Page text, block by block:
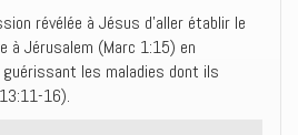
révélée à Jésus d’aller établir le
à Jérusalem (Marc 1:15) en
les maladies dont ils
16).